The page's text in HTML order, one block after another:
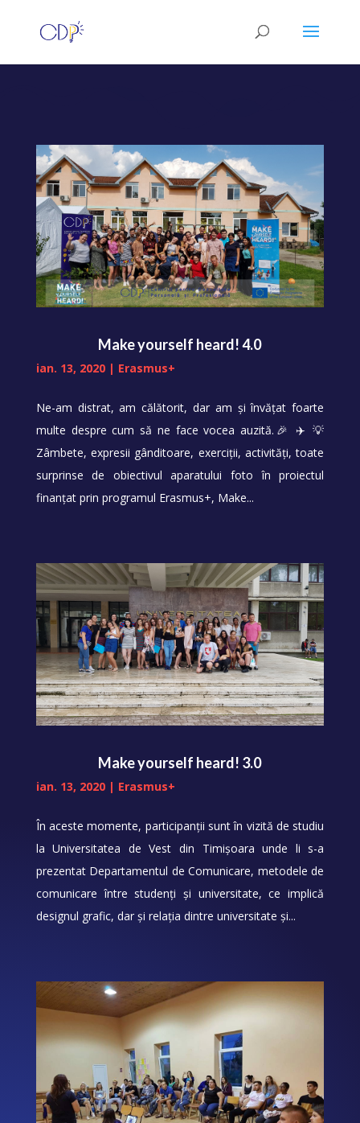
Make yourself heard! 4.0
ian. 13, 2020| Erasmus+
Ne-am distrat, am călătorit, dar am și învățat foarte
multe despre cum să ne face vocea auzită.🎉 ✈️ 💡
Zâmbete, expresii gânditoare, exerciții, activități, toate
surprinse de obiectivul aparatului foto în proiectul
finanțat prin programul Erasmus+, Make...
Make yourself heard! 3.0
ian. 13, 2020| Erasmus+
În aceste momente, participanții sunt în vizită de studiu
la Universitatea de Vest din Timișoara unde li s-a
prezentat Departamentul de Comunicare, metodele de
comunicare între studenți și universitate, ce implică
designul grafic, dar și relația dintre universitate și...